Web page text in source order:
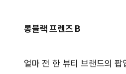
롱블랙 프렌즈 B
얼마 전 한 뷰티 브랜드의 팝